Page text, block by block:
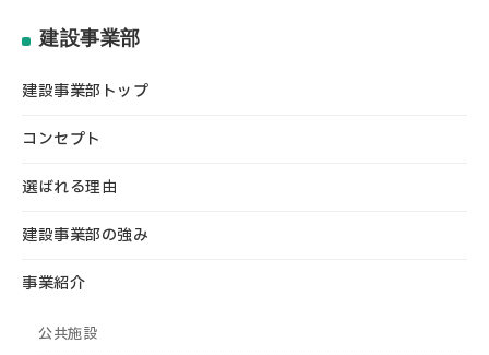
建設事業部
建設事業部トップ
コンセプト
選ばれる理由
建設事業部の強み
事業紹介
公共施設